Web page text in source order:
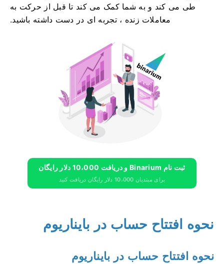
طی می کند و به شما کمک می کند تا قبل از حرکت به
معاملات زنده ، تجربه ای در دست داشته باشید.
ثبت نام Binarium و دریافت 10،000 دلار رایگان
برای مبتدیان 10،000 دلار رایگان دریافت کنید
نحوه افتتاح حساب در بایناریوم
نحوه افتتاح حساب در بایناریوم